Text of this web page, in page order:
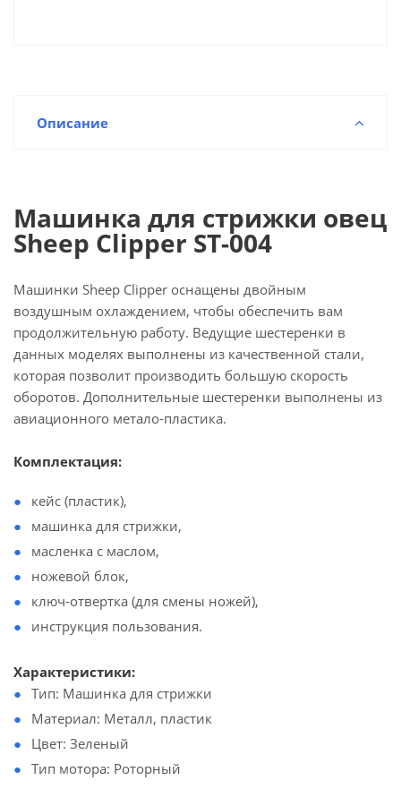
Описание
Машинка для стрижки овец
Sheep Clipper ST-004
Машинки Sheep Clipper оснащены двойным
воздушным охлаждением, чтобы обеспечить вам
продолжительную работу. Ведущие шестеренки в
данных моделях выполнены из качественной стали,
которая позволит производить большую скорость
оборотов. Дополнительные шестеренки выполнены из
авиационного метало-пластика.
Комплектация:
кейс (пластик),
машинка для стрижки,
масленка с маслом,
ножевой блок,
ключ-отвертка (для смены ножей),
инструкция пользования.
Характеристики:
Тип: Машинка для стрижки
Материал: Металл, пластик
Цвет: Зеленый
Тип мотора: Роторный